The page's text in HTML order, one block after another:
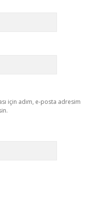
için adım, e-posta adresim